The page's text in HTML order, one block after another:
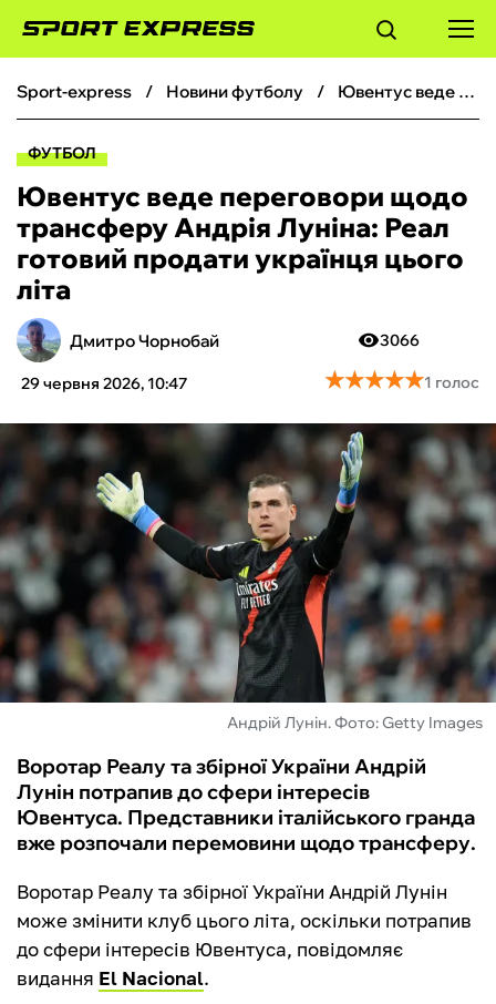
ФУТБОЛ
БОКС
ХОКЕЙ
ТЕНІС
КІБЕРСПОРТ
ЧС-2026
ФУТЗАЛ
ІНШІ
БУКМЕКЕРИ
sport-express новини футболу Ювентус веде переговори щодо трансферу Андрія Луніна: Реал готовий продати українця цього літа
ФУТБОЛ
Ювентус веде переговори щодо
трансферу Андрія Луніна: Реал
готовий продати українця цього
літа
Дмитро Чорнобай
29 червня 2026, 10:47
3066
★★★★★
★★★★★1 голос
Андрій Лунін. Фото: Getty Images
Воротар Реалу та збірної України Андрій
Лунін потрапив до сфери інтересів
Ювентуса. Представники італійського гранда
вже розпочали перемовини щодо трансферу.
Воротар Реалу та збірної України Андрій Лунін
може змінити клуб цього літа, оскільки потрапив
до сфери інтересів Ювентуса, повідомляє
видання El Nacional.